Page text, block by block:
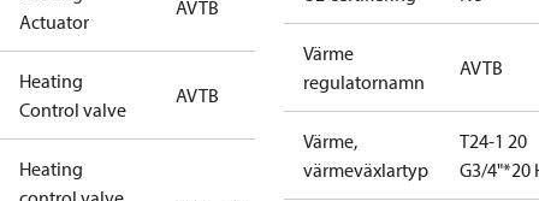
Actuator
AVTB
Heating
Control valve
AVTB
Heating
Värme
regulatornamn
AVTB
Värme,
värmeväxlartyp
T24-1 20
G3/4"*20